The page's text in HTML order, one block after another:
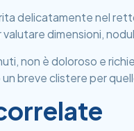
delicatamente nel
valutare dimensioni,
non è doloroso e
breve clistere per